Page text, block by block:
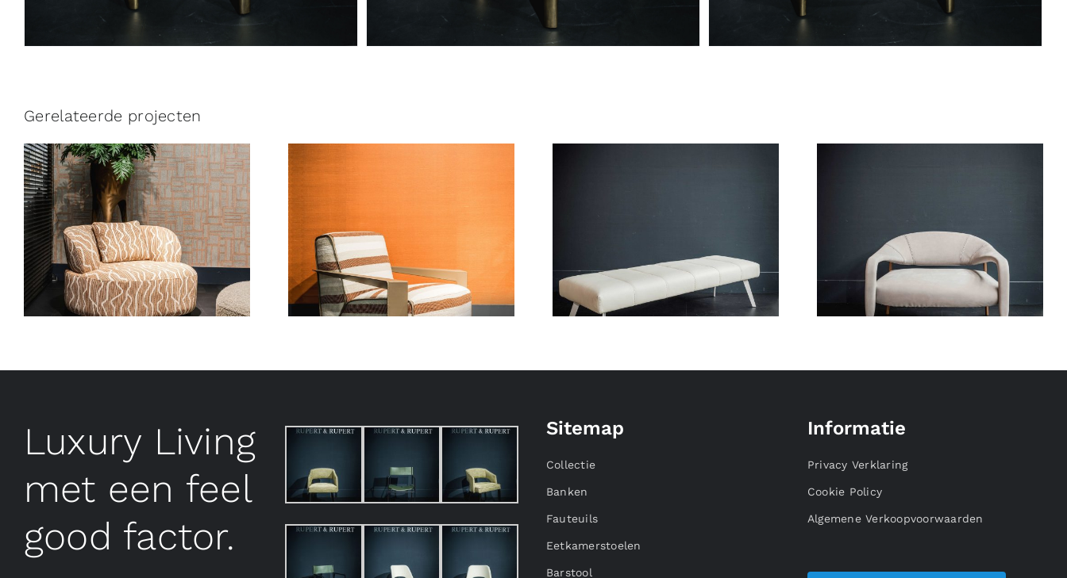
Gerelateerde projecten
Luxury Living
met een feel
good factor.
Sitemap
Collectie
Banken
Fauteuils
Eetkamerstoelen
Barstool
Informatie
Privacy Verklaring
Cookie Policy
Algemene Verkoopvoorwaarden